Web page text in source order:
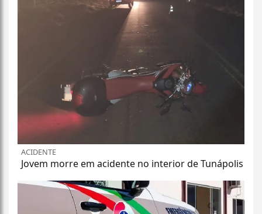
ACIDENTE
Jovem morre em acidente no interior de Tunápolis